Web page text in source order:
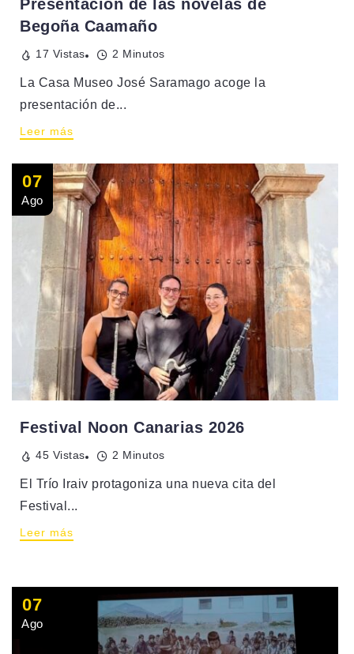
Presentación de las novelas de
Begoña Caamaño
17 Vistas 2 Minutos
La Casa Museo José Saramago acoge la
presentación de...
Leer más
07
Ago
Festival Noon Canarias 2026
45 Vistas 2 Minutos
El Trío Iraiv protagoniza una nueva cita del
Festival...
Leer más
07
Ago